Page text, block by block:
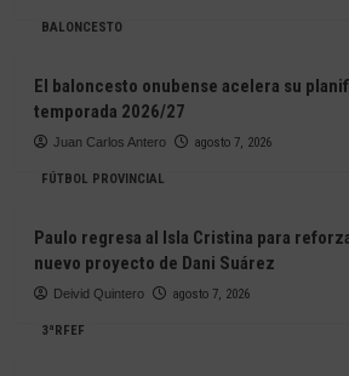
BALONCESTO
El baloncesto onubense acelera su
temporada 2026/27
Juan Carlos Antero agosto 7, 2026
FÚTBOL PROVINCIAL
Paulo regresa al Isla Cristina para
nuevo proyecto de Dani Suárez
Deivid Quintero agosto 7, 2026
3ªRFEF